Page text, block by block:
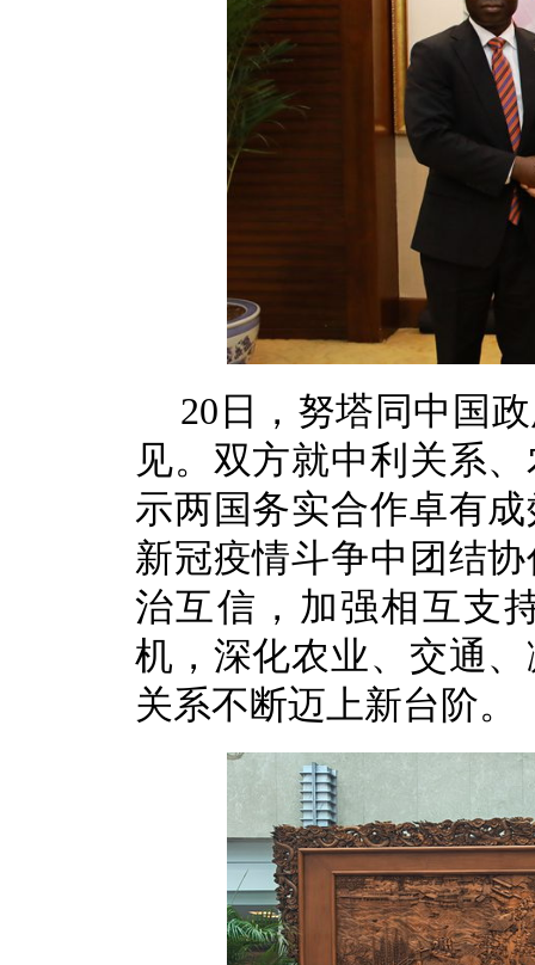
20日，努塔同中国
见。双方就中利关系
示两国务实合作卓有
新冠疫情斗争中团结
治互信，加强相互支
机，深化农业、交通
关系不断迈上新台阶。